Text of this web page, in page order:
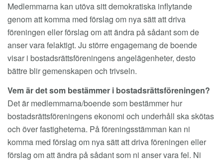
Medlemmarna kan utöva sitt demokratiska inflytande
genom att komma med förslag om nya sätt att driva
föreningen eller förslag om att ändra på sådant som de
anser vara felaktigt. Ju större engagemang de boende
visar i bostadsrättsföreningens angelägenheter, desto
bättre blir gemenskapen och trivseln.
Vem är det som bestämmer i bostadsrättsföreningen?
Det är medlemmarna/boende som bestämmer hur
bostadsrättsföreningens ekonomi och underhåll ska skötas
och över fastigheterna. På föreningsstämman kan ni
komma med förslag om nya sätt att driva föreningen eller
förslag om att ändra på sådant som ni anser vara fel. Ni